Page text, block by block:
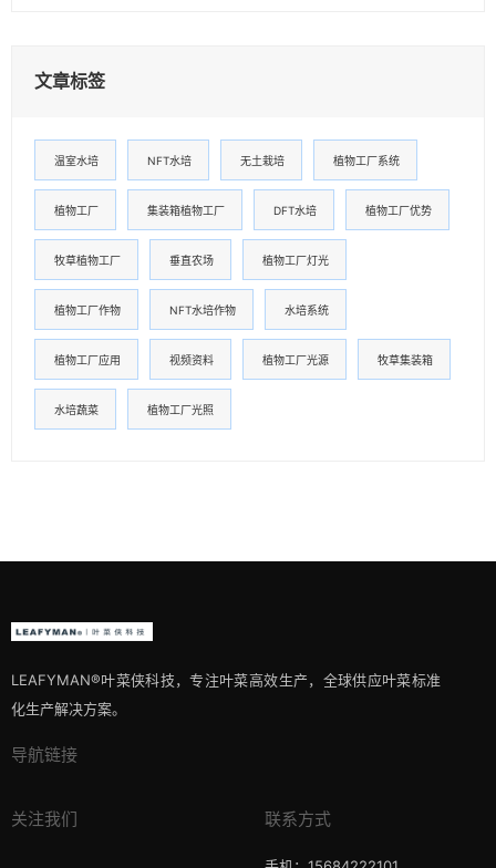
文章标签
温室水培 NFT水培 无土栽培 植物工厂系统
植物工厂 集装箱植物工厂 DFT水培 植物工厂优势
牧草植物工厂 垂直农场 植物工厂灯光
植物工厂作物 NFT水培作物 水培系统
植物工厂应用 视频资料 植物工厂光源 牧草集装箱
水培蔬菜 植物工厂光照
LEAFYMAN®️叶菜侠科技，专注叶菜高效生产，全球供应叶菜标准
化生产解决方案。
导航链接
关注我们 联系方式